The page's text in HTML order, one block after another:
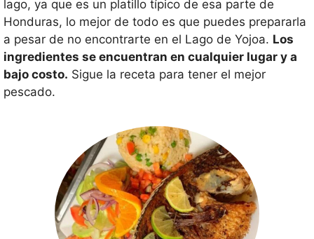
lago, ya que es un platillo típico de esa parte de
Honduras, lo mejor de todo es que puedes prepararla
a pesar de no encontrarte en el Lago de Yojoa. Los
ingredientes se encuentran en cualquier lugar y a
bajo costo. Sigue la receta para tener el mejor
pescado.